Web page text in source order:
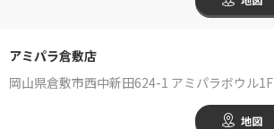
アミパラ倉敷店
岡山県倉敷市西中新田624-1 アミパラボウル1F
地図